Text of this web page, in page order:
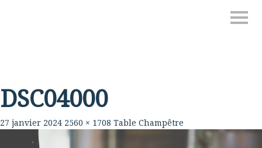
DSC04000
27 janvier 2024 2560 × 1708 Table Champêtre